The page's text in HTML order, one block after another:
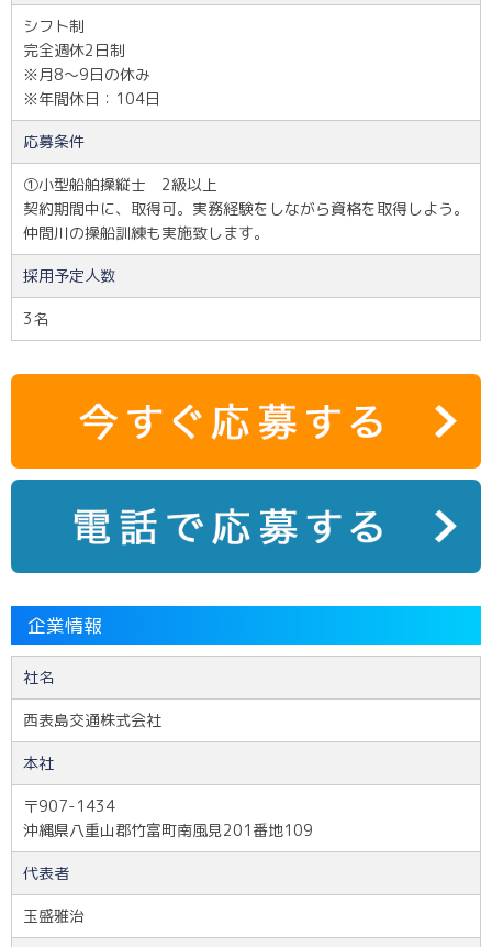
シフト制
完全週休2日制
※月8～9日の休み
※年間休日：104日
応募条件
①小型船舶操縦士 2級以上
契約期間中に、取得可。実務経験をしながら資格を取得しよう。
仲間川の操船訓練も実施致します。
採用予定人数
3名
企業情報
社名
西表島交通株式会社
本社
〒907-1434
沖縄県八重山郡竹富町南風見201番地109
代表者
玉盛雅治